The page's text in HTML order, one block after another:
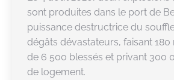
sont produites dans le port de
puissance destructrice du
dégâts dévastateurs, faisant
de 6 500 blessés et privant 300
de logement.